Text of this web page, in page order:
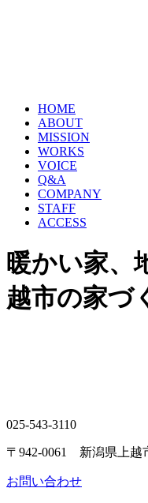
HOME
ABOUT
MISSION
WORKS
VOICE
Q&A
COMPANY
STAFF
ACCESS
暖かい家、
越市の家づ
025-543-3110
〒942-0061 新潟県上越
お問い合わせ